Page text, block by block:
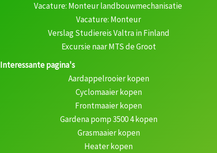
Vacature: Monteur landbouwmechanisatie
Vacature: Monteur
Verslag Studiereis Valtra in Finland
Excursie naar MTS de Groot
Interessante pagina's
Aardappelrooier kopen
Cyclomaaier kopen
Frontmaaier kopen
Gardena pomp 3500 4 kopen
Grasmaaier kopen
Heater kopen